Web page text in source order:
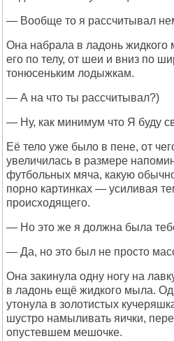
— Вообще то я рассчитывал
Она набрала в ладонь жидкого
его по телу, от шеи и вниз по
тонюсеньким лодыжкам.
— А на что ты рассчитывал?)
— Ну, как минимум что Я буду
Её тело уже было в пене, от
увеличилась в размере
футбольных мяча, какую
порно картинках — усиливая
происходящего.
— Но это же я должна была
— Да, но это был не просто
Она закинула одну ногу на
в ладонь ещё жидкого мыла.
утонула в золотистых
шустро намыливать яички,
опустевшем мешочке.